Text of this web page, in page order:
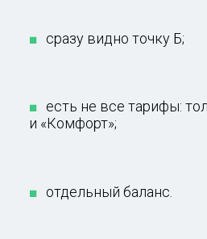
сразу видно точку Б;
есть не все тарифы:
и «Комфорт»;
отдельный баланс.